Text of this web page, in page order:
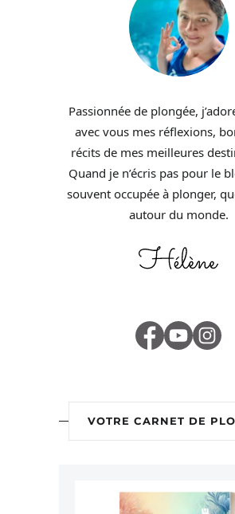
Passionnée de plongée,
avec vous mes réflexions,
récits de mes meilleures
Quand je n’écris pas pour le
souvent occupée à plonger,
autour du monde.
VOTRE CARNET DE